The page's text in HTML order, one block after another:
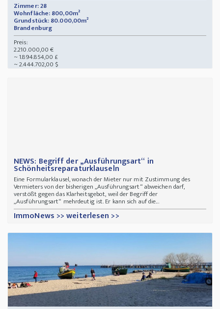
Zimmer: 28
Wohnfläche: 800,00m²
Grundstück: 80.000,00m²
Brandenburg
Preis:
2.210.000,00 €
~ 1.894.854,00 £
~ 2.444.702,00 $
NEWS: Begriff der „Ausführungsart“ in
Schönheitsreparaturklauseln
Eine Formularklausel, wonach der Mieter nur mit Zustimmung des
Vermieters von der bisherigen „Ausführungsart“ abweichen darf,
verstößt gegen das Klarheitsgebot, weil der Begriff der
„Ausführungsart“ mehrdeutig ist. Er kann sich auf die...
ImmoNews >> weiterlesen >>